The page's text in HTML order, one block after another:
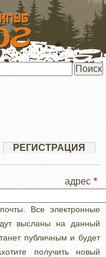
РЕГИСТРАЦИЯ
Все электронные
высланы на данный
публичным и будет
получить новый